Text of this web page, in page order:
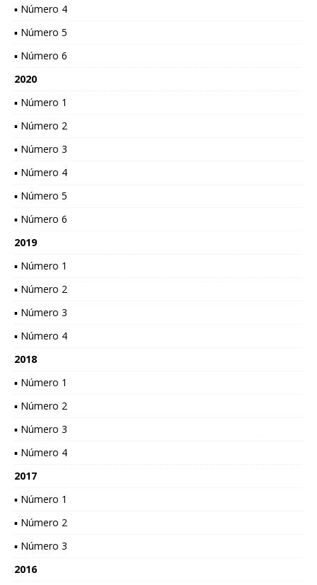
▪ Número 4
▪ Número 5
▪ Número 6
2020
▪ Número 1
▪ Número 2
▪ Número 3
▪ Número 4
▪ Número 5
▪ Número 6
2019
▪ Número 1
▪ Número 2
▪ Número 3
▪ Número 4
2018
▪ Número 1
▪ Número 2
▪ Número 3
▪ Número 4
2017
▪ Número 1
▪ Número 2
▪ Número 3
2016